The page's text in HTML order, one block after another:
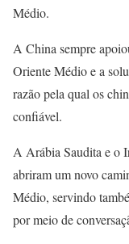
Médio.
A China sempre
Oriente Médio e a
razão pela qual os
confiável.
A Arábia Saudita e o
abriram um novo
Médio, servindo
por meio de